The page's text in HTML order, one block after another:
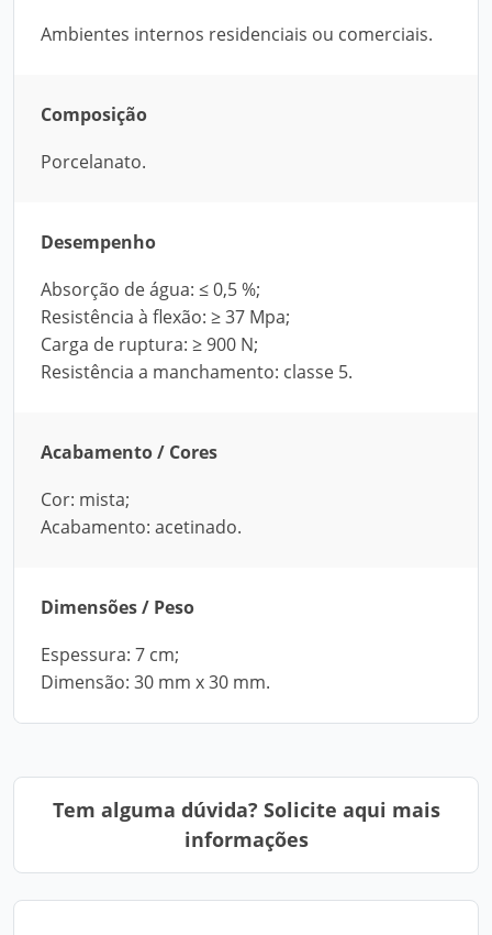
Ambientes internos residenciais ou comerciais.
Composição
Porcelanato.
Desempenho
Absorção de água: ≤ 0,5 %;
Resistência à flexão: ≥ 37 Mpa;
Carga de ruptura: ≥ 900 N;
Resistência a manchamento: classe 5.
Acabamento / Cores
Cor: mista;
Acabamento: acetinado.
Dimensões / Peso
Espessura: 7 cm;
Dimensão: 30 mm x 30 mm.
Tem alguma dúvida? Solicite aqui mais
informações